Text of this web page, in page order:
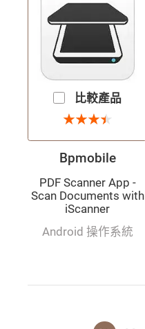
比較產品
3.5 星
★
★★
★★
★★
★
Bpmobile
PDF Scanner App -
Scan Documents with
iScanner
Android 操作系統